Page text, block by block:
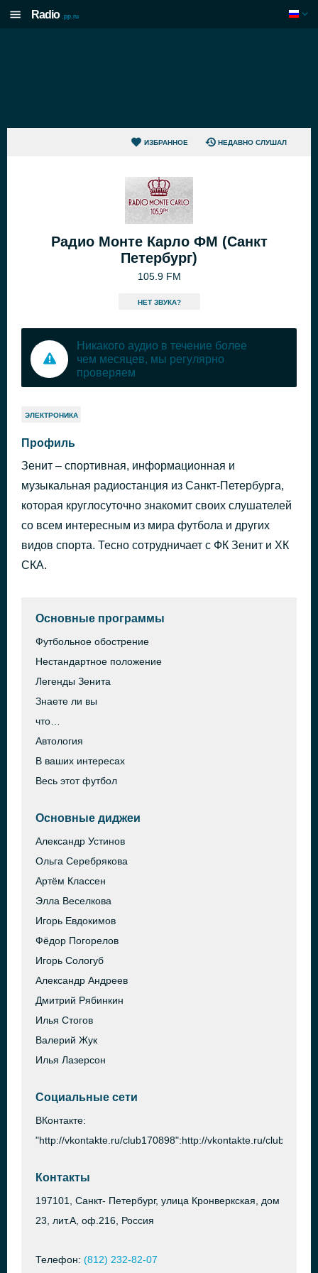
Radio .pp.ru
ИЗБРАННОЕ НЕДАВНО СЛУШАЛ
Радио Монте Карло ФМ (Санкт
Петербург)
105.9 FM
HЕТ ЗВУКА?
Никакого аудио в течение более
чем месяцев, мы регулярно
проверяем
ЭЛЕКТРОНИКА
Профиль
Зенит – спортивная, информационная и
музыкальная радиостанция из Санкт-Петербурга,
которая круглосуточно знакомит своих слушателей
со всем интересным из мира футбола и других
видов спорта. Тесно сотрудничает с ФК Зенит и ХК
СКА.
Основные программы
Футбольное обострение
Нестандартное положение
Легенды Зенита
Знаете ли вы
что…
Автология
В ваших интересах
Весь этот футбол
Основные диджеи
Александр Устинов
Ольга Серебрякова
Артём Классен
Элла Веселкова
Игорь Евдокимов
Фёдор Погорелов
Игорь Сологуб
Александр Андреев
Дмитрий Рябинкин
Илья Стогов
Валерий Жук
Илья Лазерсон
Социальные сети
ВКонтакте:
"http://vkontakte.ru/club170898":http://vkontakte.ru/club170898
Контакты
197101, Санкт- Петербург, улица Кронверкская, дом
23, лит.А, оф.216, Россия
Телефон: (812) 232-82-07